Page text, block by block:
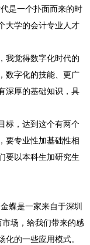
是一个扑面而来的时
大学的会计专业人才
我觉得数字化时代的
数字化的技能、更广
深厚的基础知识，具
标，达到这个有两个
要专业性加基础性相
要以本科生加研究生
蝶是一家来自于深圳
场，给我们带来的感
的一些应用模式。